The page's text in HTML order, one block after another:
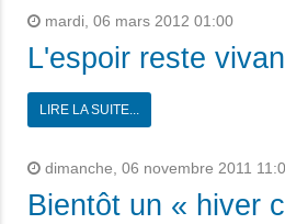
mardi, 06 mars 2012 01:00
L'espoir reste
LIRE LA SUITE...
dimanche, 06 novembre 2011
Bientôt un « hiver